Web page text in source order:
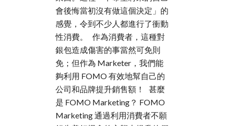
會後悔當初沒有做這個決定」的
感覺，令到不少人都進行了衝動
性消費。 作為消費者，這種對
銀包造成傷害的事當然可免則
免；但作為 Marketer，我們能
夠利用 FOMO 有效地幫自己的
公司和品牌提升銷售額！ 甚麼
是 FOMO Marketing？ FOMO
Marketing 通過利用消費者不願